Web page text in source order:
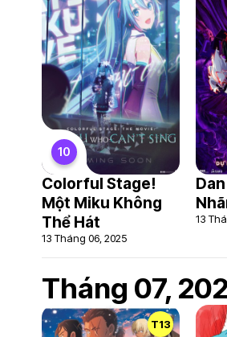
10
Colorful Stage!
Một Miku Không
Thể Hát
13 Tháng 06, 2025
13
Tháng 07,
T13